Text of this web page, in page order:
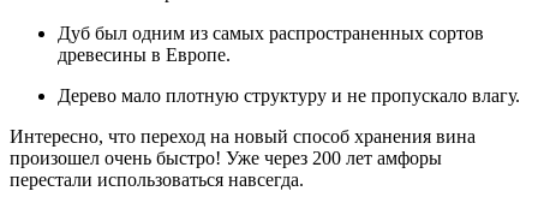
Дуб был одним из самых распространенных сортов
древесины в Европе.
Дерево мало плотную структуру и не пропускало влагу.
Интересно, что переход на новый способ хранения вина
произошел очень быстро! Уже через 200 лет амфоры
перестали использоваться навсегда.